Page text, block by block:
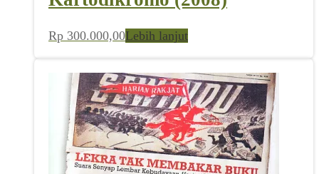
Rp 300.000,00Lebih lanjut